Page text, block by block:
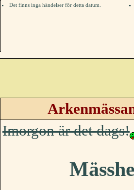
Det finns inga händelser för detta datum.
Imorgon är det dags!